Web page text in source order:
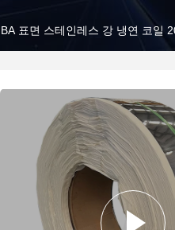
표면 스테인레스 강 냉연 코일